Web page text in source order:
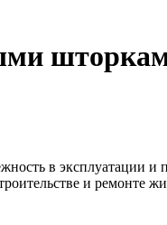
в эксплуатации
и ремонте